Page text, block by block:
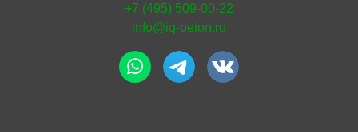
+7 (495) 509-00-22
info@iq-beton.ru